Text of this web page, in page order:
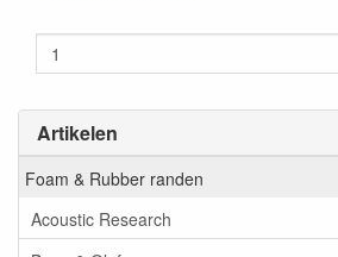
Artikelen
Foam & Rubber randen
Acoustic Research